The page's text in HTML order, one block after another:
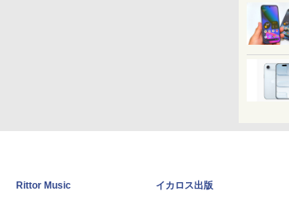
Rittor Music
イカロス出版